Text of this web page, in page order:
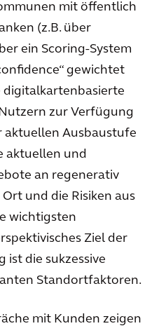
mit öffentlich
(z.B. über
ein Scoring-System
gewichtet
digitalkartenbasierte
zur Verfügung
aktuellen Ausbaustufe
aktuellen und
an regenerativ
und die Risiken aus
wichtigsten
Ziel der
die sukzessive
Standortfaktoren.
mit Kunden zeigen